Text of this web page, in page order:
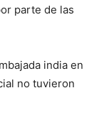
parte de las
india en
no tuvieron